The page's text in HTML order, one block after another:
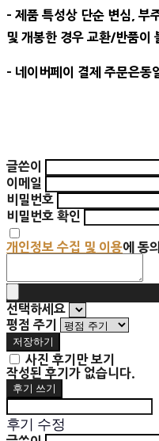
- 제품 특성상 단순 변심, 부
및 개봉한 경우 교환/반품이
- 네이버페이 결제 주문은동
글쓴이
이메일
비밀번호
비밀번호 확인
개인정보 수집 및 이용에 동
선택하세요
평점 주기
저장하기
사진 후기만 보기
작성된 후기가 없습니다.
후기 쓰기
후기 수정